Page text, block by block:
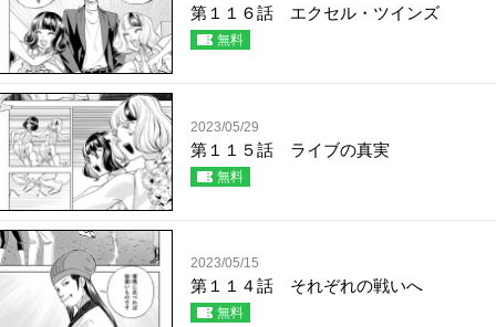
第１１６話 エクセル・ツインズ
無料
2023/05/29
第１１５話 ライブの真実
無料
2023/05/15
第１１４話 それぞれの戦いへ
無料